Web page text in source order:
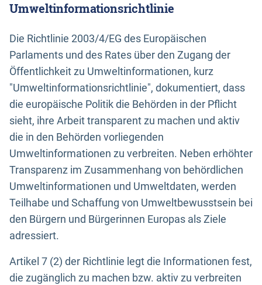
Umweltinformationsrichtlinie
Die Richtlinie 2003/4/EG des Europäischen
Parlaments und des Rates über den Zugang der
Öffentlichkeit zu Umweltinformationen, kurz
"Umweltinformationsrichtlinie", dokumentiert, dass
die europäische Politik die Behörden in der Pflicht
sieht, ihre Arbeit transparent zu machen und aktiv
die in den Behörden vorliegenden
Umweltinformationen zu verbreiten. Neben erhöhter
Transparenz im Zusammenhang von behördlichen
Umweltinformationen und Umweltdaten, werden
Teilhabe und Schaffung von Umweltbewusstsein bei
den Bürgern und Bürgerinnen Europas als Ziele
adressiert.
Artikel 7 (2) der Richtlinie legt die Informationen fest,
die zugänglich zu machen bzw. aktiv zu verbreiten